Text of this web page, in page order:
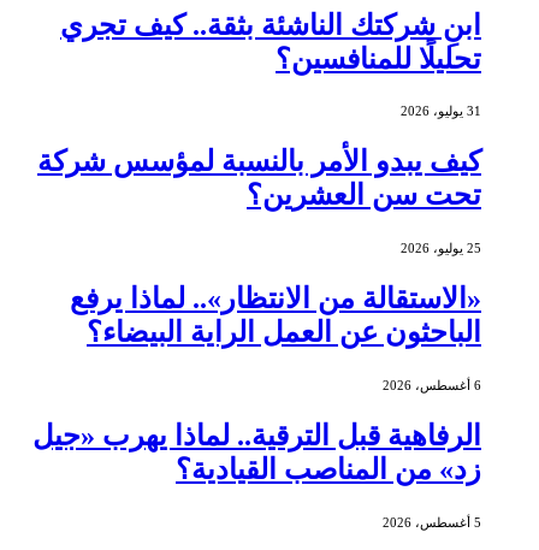
ابنِ شركتك الناشئة بثقة.. كيف تجري
تحليلًا للمنافسين؟
31 يوليو، 2026
كيف يبدو الأمر بالنسبة لمؤسس شركة
تحت سن العشرين؟
25 يوليو، 2026
«الاستقالة من الانتظار».. لماذا يرفع
الباحثون عن العمل الراية البيضاء؟
6 أغسطس، 2026
الرفاهية قبل الترقية.. لماذا يهرب «جيل
زد» من المناصب القيادية؟
5 أغسطس، 2026